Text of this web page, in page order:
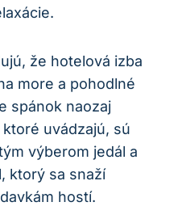
že hotelová izba
more a pohodlné
spánok naozaj
uvádzajú, sú
výberom jedál a
ktorý sa snaží
hostí.